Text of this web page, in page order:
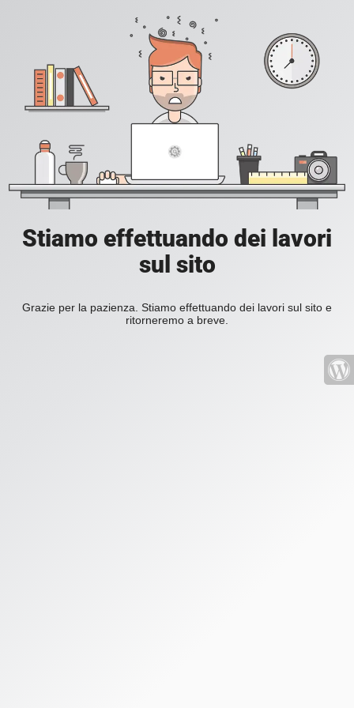
Stiamo effettuando dei lavori
sul sito
Grazie per la pazienza. Stiamo effettuando dei lavori sul sito e
ritorneremo a breve.